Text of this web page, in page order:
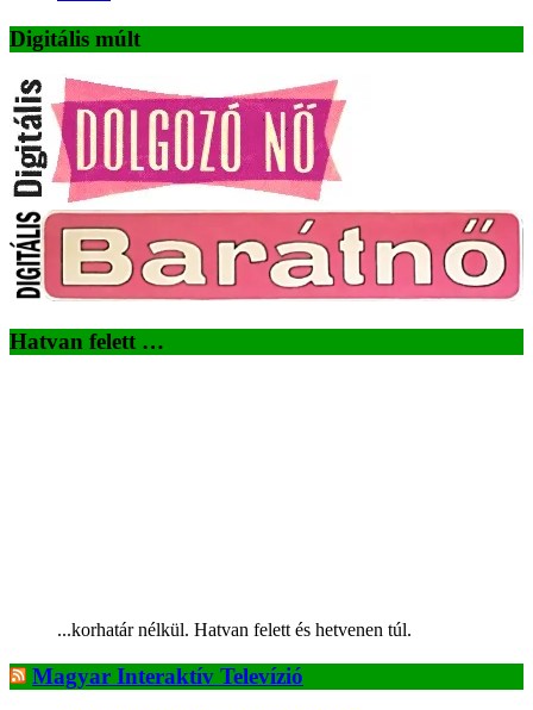
Digitális múlt
Hatvan felett …
...korhatár nélkül. Hatvan felett és hetvenen túl.
Magyar Interaktív Televízió